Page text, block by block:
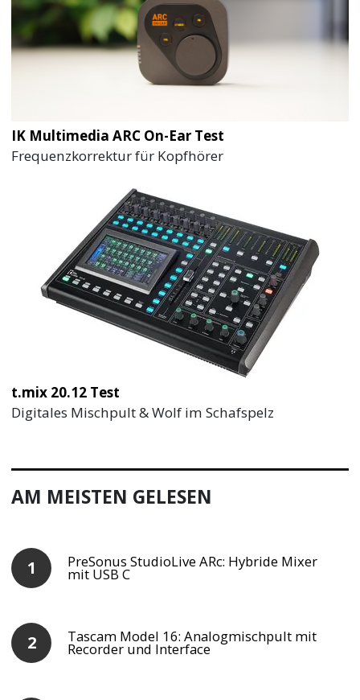
IK Multimedia ARC On-Ear Test
Frequenzkorrektur für Kopfhörer
t.mix 20.12 Test
Digitales Mischpult & Wolf im Schafspelz
AM MEISTEN GELESEN
PreSonus StudioLive ARc: Hybride Mixer
mit USB C
Tascam Model 16: Analogmischpult mit
Recorder und Interface